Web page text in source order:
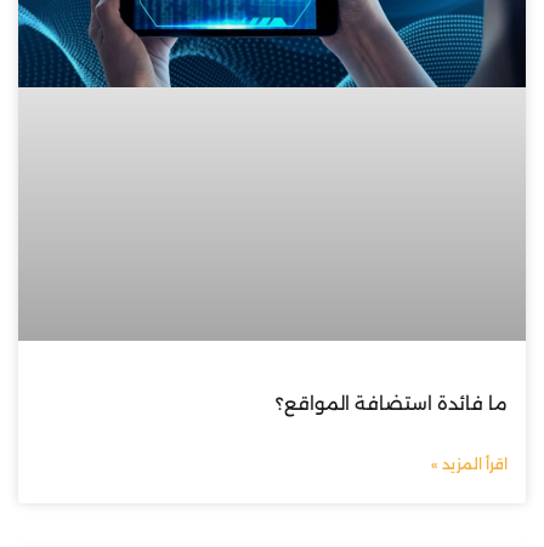
ما فائدة استضافة المواقع؟
اقرأ المزيد »